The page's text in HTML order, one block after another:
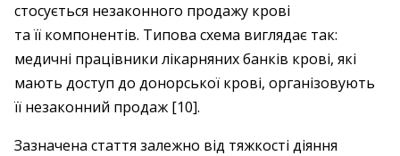
стосується незаконного продажу крові
та її компонентів. Типова схема виглядає так:
медичні працівники лікарняних банків крові, які
мають доступ до донорської крові, організовують
її незаконний продаж [10].
Зазначена стаття залежно від тяжкості діяння